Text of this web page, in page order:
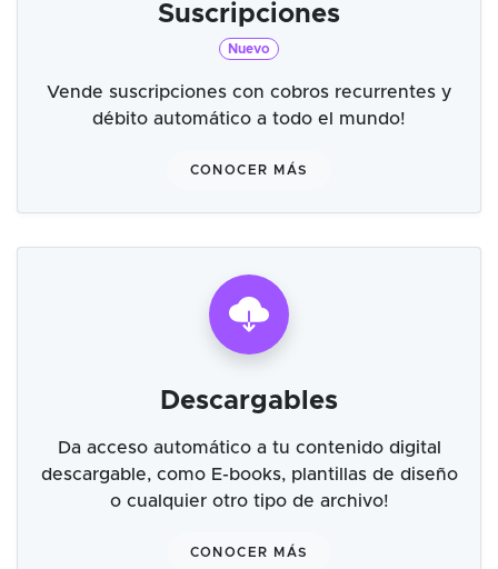
Suscripciones
Nuevo
Vende suscripciones con cobros recurrentes y
débito automático a todo el mundo!
CONOCER MÁS
Descargables
Da acceso automático a tu contenido digital
descargable, como E-books, plantillas de diseño
o cualquier otro tipo de archivo!
CONOCER MÁS